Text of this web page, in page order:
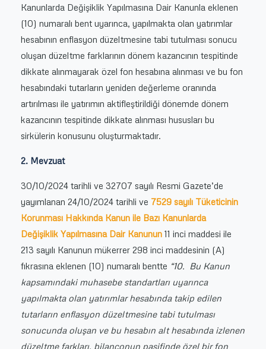
Kanunlarda Değişiklik Yapılmasına Dair Kanunla eklenen
(10) numaralı bent uyarınca, yapılmakta olan yatırımlar
hesabının enflasyon düzeltmesine tabi tutulması sonucu
oluşan düzeltme farklarının dönem kazancının tespitinde
dikkate alınmayarak özel fon hesabına alınması ve bu fon
hesabındaki tutarların yeniden değerleme oranında
artırılması ile yatırımın aktifleştirildiği dönemde dönem
kazancının tespitinde dikkate alınması hususları bu
sirkülerin konusunu oluşturmaktadır.
2. Mevzuat
30/10/2024 tarihli ve 32707 sayılı Resmi Gazete’de
yayımlanan 24/10/2024 tarihli ve 7529 sayılı Tüketicinin
Korunması Hakkında Kanun ile Bazı Kanunlarda
Değişiklik Yapılmasına Dair Kanunun 11 inci maddesi ile
213 sayılı Kanunun mükerrer 298 inci maddesinin (A)
fıkrasına eklenen (10) numaralı bentte “10. Bu Kanun
kapsamındaki muhasebe standartları uyarınca
yapılmakta olan yatırımlar hesabında takip edilen
tutarların enflasyon düzeltmesine tabi tutulması
sonucunda oluşan ve bu hesabın alt hesabında izlenen
düzeltme farkları, bilançonun pasifinde özel bir fon